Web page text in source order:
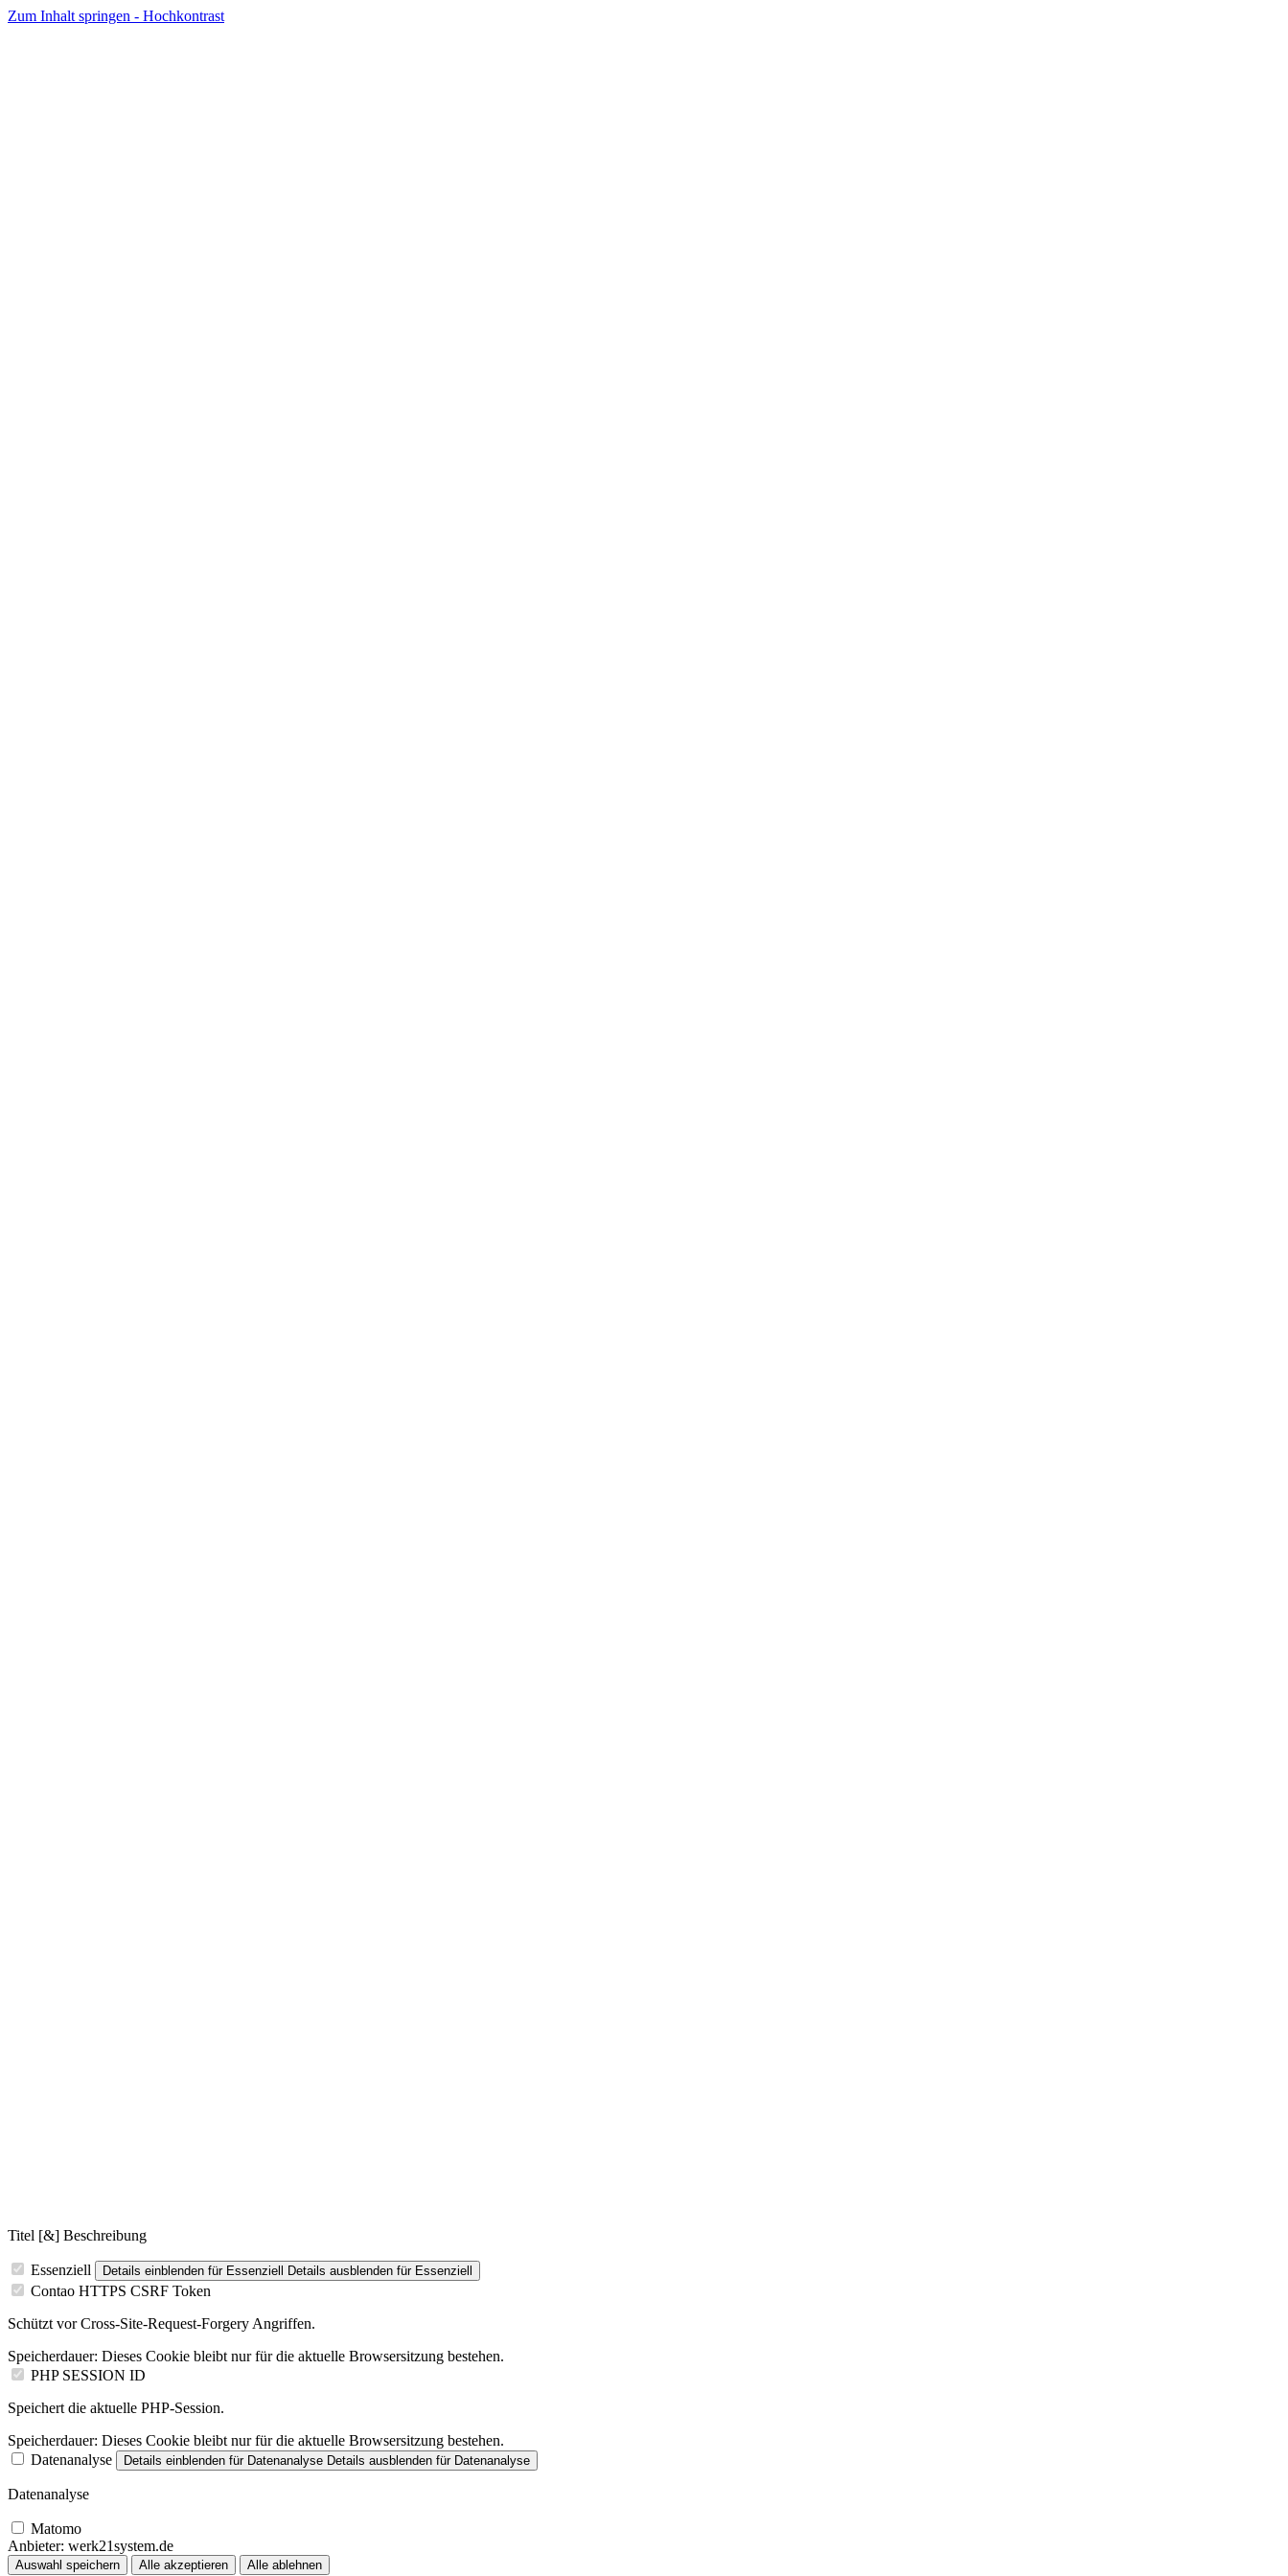
Zum Inhalt springen - Hochkontrast
Titel [&] Beschreibung
Essenziell Details einblenden für Essenziell Details ausblenden für Essenziell
Contao HTTPS CSRF Token
Schützt vor Cross-Site-Request-Forgery Angriffen.
Speicherdauer: Dieses Cookie bleibt nur für die aktuelle Browsersitzung bestehen.
PHP SESSION ID
Speichert die aktuelle PHP-Session.
Speicherdauer: Dieses Cookie bleibt nur für die aktuelle Browsersitzung bestehen.
Datenanalyse
Details einblenden für Datenanalyse Details ausblenden für Datenanalyse
Datenanalyse
Matomo
Anbieter: werk21system.de
Auswahl speichern Alle akzeptieren Alle ablehnen